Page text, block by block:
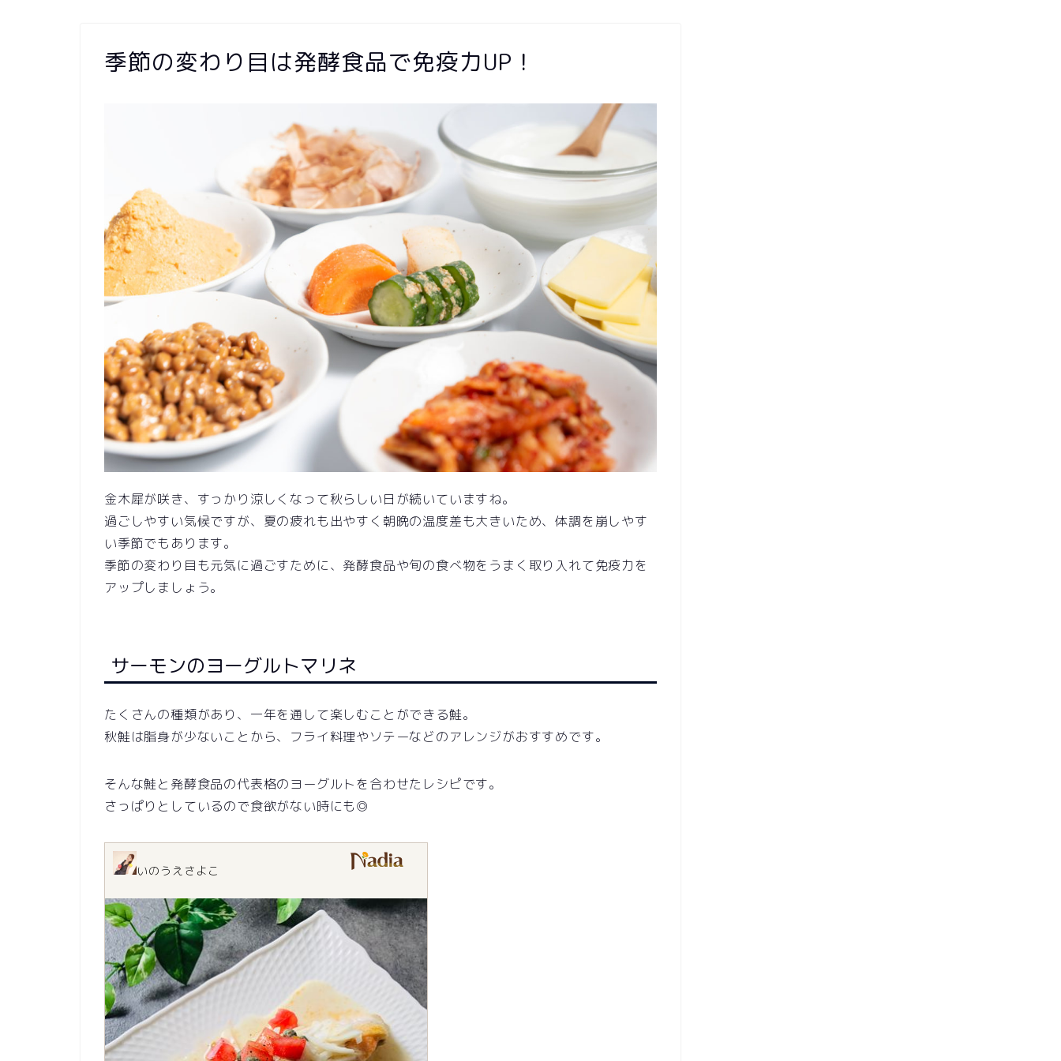
季節の変わり目は発酵食品で免疫力UP！
金木犀が咲き、すっかり涼しくなって秋らしい日が続いていますね。
過ごしやすい気候ですが、夏の疲れも出やすく朝晩の温度差も大きいため、体調を崩しやす
い季節でもあります。
季節の変わり目も元気に過ごすために、発酵食品や旬の食べ物をうまく取り入れて免疫力を
アップしましょう。
サーモンのヨーグルトマリネ
たくさんの種類があり、一年を通して楽しむことができる鮭。
秋鮭は脂身が少ないことから、フライ料理やソテーなどのアレンジがおすすめです。
そんな鮭と発酵食品の代表格のヨーグルトを合わせたレシピです。
さっぱりとしているので食欲がない時にも◎
いのうえさよこ